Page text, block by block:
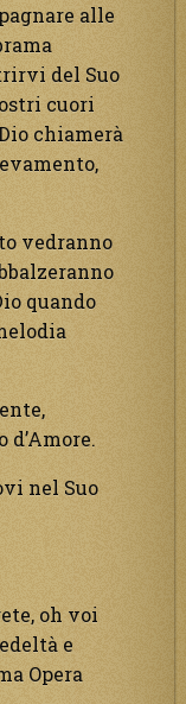
alle
del Suo
cuori
chiamerà
vedranno
quando
nel Suo
oh voi
e
Opera